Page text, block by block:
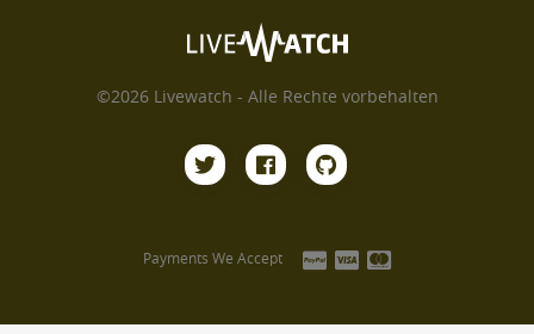
©2026 Livewatch - Alle Rechte vorbehalten
Payments We Accept